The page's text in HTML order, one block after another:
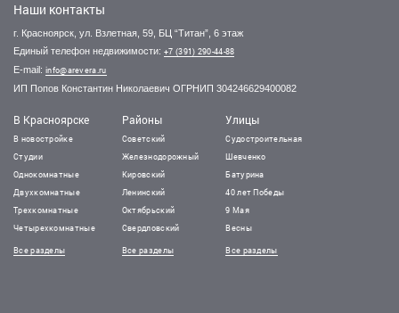
Наши контакты
г. Красноярск, ул. Взлетная, 59, БЦ “Титан”, 6 этаж
Единый телефон недвижимости: +7 (391) 290-44-88
E-mail: info@arevera.ru
ИП Попов Константин Николаевич ОГРНИП 304246629400082
В Красноярске
В новостройке
Студии
Однокомнатные
Двухкомнатные
Трехкомнатные
Четырехкомнатные
Все разделы
Районы
Советский
Железнодорожный
Кировский
Ленинский
Октябрьский
Свердловский
Все разделы
Улицы
Судостроительная
Шевченко
Батурина
40 лет Победы
9 Мая
Весны
Все разделы